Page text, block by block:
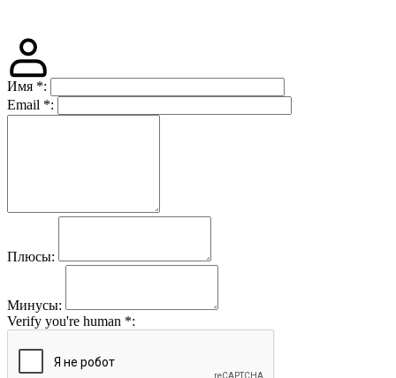
Имя *:
Email *:
Плюсы:
Минусы:
Verify you're human *: